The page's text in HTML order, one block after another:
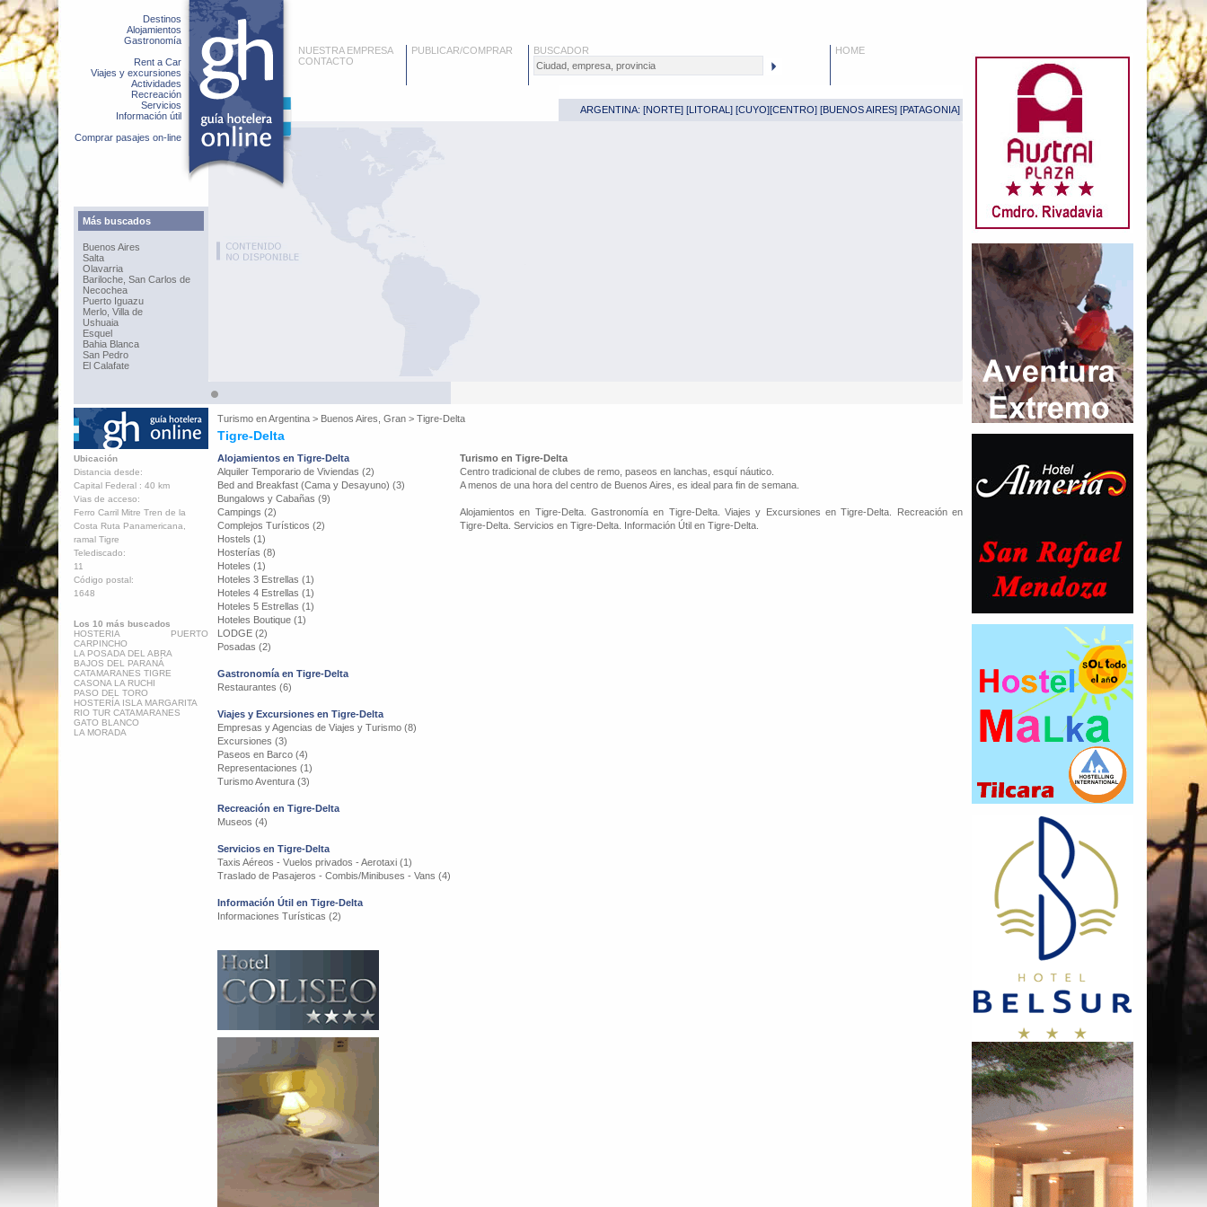
Destinos
Alojamientos
Gastronomía
Rent a Car
Viajes y excursiones
Actividades
Recreación
Servicios
Información útil
Comprar pasajes on-line
Más buscados
Buenos Aires
Salta
Olavarria
Bariloche, San Carlos de
Necochea
Puerto Iguazu
Merlo, Villa de
Ushuaia
Esquel
Bahia Blanca
San Pedro
El Calafate
NUESTRA EMPRESA
CONTACTO
PUBLICAR/COMPRAR BUSCADOR HOME
ARGENTINA: [NORTE] [LITORAL ] [CUYO][CENTRO] [BUENOS AIRES] [PATAGONIA]
Turismo enArgentina > Buenos Aires, Gran > Tigre-Delta
Tigre-Delta
Ubicación
Distancia desde:
Capital Federal : 40 km
Vias de acceso:
Ferro Carril Mitre Tren de la
Costa Ruta Panamericana,
ramal Tigre
Telediscado:
11
Código postal:
1648
Los 10 más buscados
HOSTERIA PUERTO
CARPINCHO
LA POSADA DEL ABRA
BAJOS DEL PARANÁ
CATAMARANES TIGRE
CASONA LA RUCHI
PASO DEL TORO
HOSTERÍA ISLA MARGARITA
RIO TUR CATAMARANES
GATO BLANCO
LA MORADA
Alojamientos en Tigre-Delta
Alquiler Temporario de Viviendas (2)
Bed and Breakfast (Cama y Desayuno) (3)
Bungalows y Cabañas (9)
Campings (2)
Complejos Turísticos (2)
Hostels (1)
Hosterías (8)
Hoteles (1)
Hoteles 3 Estrellas (1)
Hoteles 4 Estrellas (1)
Hoteles 5 Estrellas (1)
Hoteles Boutique (1)
LODGE (2)
Posadas (2)
Gastronomía en Tigre-Delta
Restaurantes (6)
Viajes y Excursiones en Tigre-Delta
Empresas y Agencias de Viajes y Turismo (8)
Excursiones (3)
Paseos en Barco (4)
Representaciones (1)
Turismo Aventura (3)
Recreación en Tigre-Delta
Museos (4)
Servicios en Tigre-Delta
Taxis Aéreos - Vuelos privados - Aerotaxi (1)
Traslado de Pasajeros - Combis/Minibuses - Vans (4)
Información Útil en Tigre-Delta
Informaciones Turísticas (2)
Turismo en Tigre-Delta
Centro tradicional de clubes de remo, paseos en lanchas, esquí náutico.
A menos de una hora del centro de Buenos Aires, es ideal para fin de semana.
Alojamientos en Tigre-Delta. Gastronomía en Tigre-Delta. Viajes y Excursiones en Tigre-Delta. Recreación en
Tigre-Delta. Servicios en Tigre-Delta. Información Útil en Tigre-Delta.